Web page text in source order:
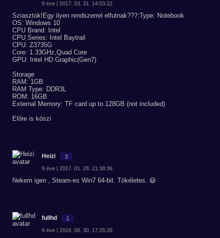
9 éve | 2017. 03. 31. 14:03:22
Sziasztok!Egy ilyen rendszerrel elfutnak???:Type: Notebook
OS: Windows 10
CPU Brand: Intel
CPU Series: Intel Baytrail
CPU: Z3735G
Core: 1.33GHz,Quad Core
GPU: Intel HD Graphic(Gen7)
Storage
RAM: 1GB
RAM Type: DDR3L
ROM: 16GB
External Memory: TF card up to 128GB (not included)
Előre is köszi
Heizi 3
9 éve | 2017. 01. 28. 21:38:36
Nekem igen , Steam-es Win7 64-bit. Tökéletes. 😃
fullhd 1
9 éve | 2016. 08. 30. 17:25:26